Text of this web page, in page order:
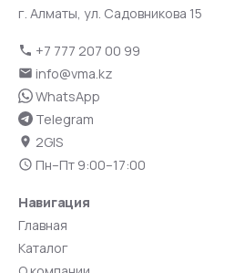
г. Алматы, ул. Садовникова 15
+7 777 207 00 99
info@vma.kz
WhatsApp
Telegram
2GIS
Пн–Пт 9:00–17:00
Навигация
Главная
Каталог